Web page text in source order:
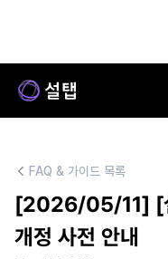
FAQ & 가이드 목록
[2026/05/11] [
개정 사전 안내